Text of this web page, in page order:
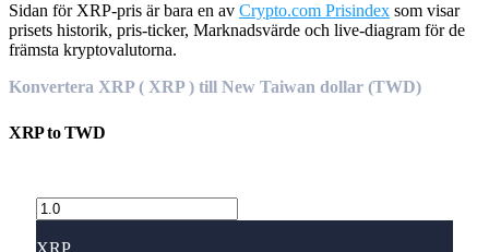
Sidan för XRP-pris är bara en av Crypto.com Prisindex som visar
prisets historik, pris-ticker, Marknadsvärde och live-diagram för de
främsta kryptovalutorna.
Konvertera XRP ( XRP ) till New Taiwan dollar (TWD)
XRPtoTWD
XRP